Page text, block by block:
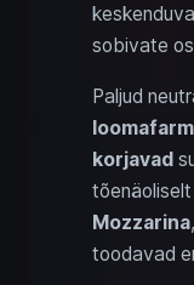
sobivate
Paljud
korjavad
tõenäoliselt
Mozzarina,
toodavad